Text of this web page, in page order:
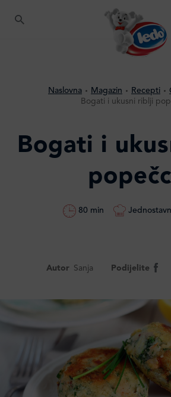
Naslovna Magazin Recepti
Bogati i ukusni riblji
Bogati i
80 min
Autor Sanja Podijelite